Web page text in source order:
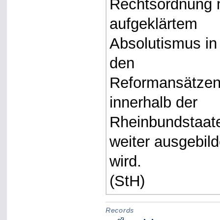
Rechtsordnung
aufgeklärtem
Absolutismus in
den
innerhalb der
weiter
wird.
(StH)
Records